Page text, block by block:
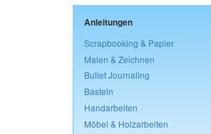
Anleitungen
Scrapbooking & Papier
Malen & Zeichnen
Bullet Journaling
Basteln
Handarbeiten
Möbel & Holzarbeiten